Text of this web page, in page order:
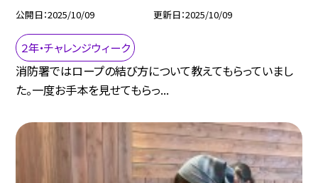
公開日 2025/10/09 更新日 2025/10/09
２年・チャレンジウィーク
消防署ではロープの結び方について教えてもらっていまし
た。一度お手本を見せてもらっ...